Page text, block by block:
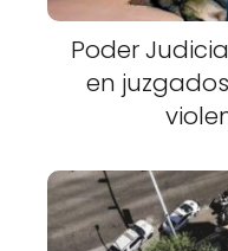
Poder
en